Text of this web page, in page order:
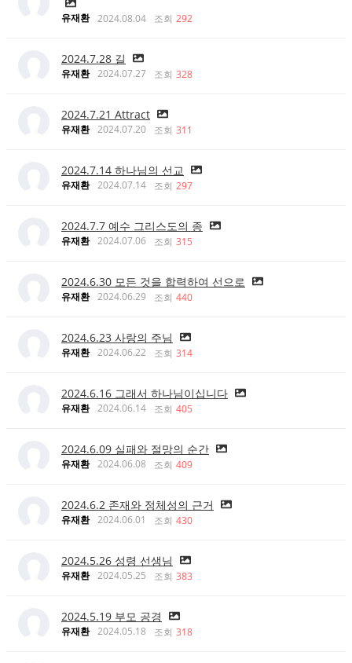
유재환 2024.08.04 조회 292
2024.7.28 길
유재환 2024.07.27 조회 328
2024.7.21 Attract
유재환 2024.07.20 조회 311
2024.7.14 하나님의 선교
유재환 2024.07.14 조회 297
2024.7.7 예수 그리스도의 종
유재환 2024.07.06 조회 315
2024.6.30 모든 것을 합력하여 선으로
유재환 2024.06.29 조회 440
2024.6.23 사랑의 주님
유재환 2024.06.22 조회 314
2024.6.16 그래서 하나님이십니다
유재환 2024.06.14 조회 405
2024.6.09 실패와 절망의 순간
유재환 2024.06.08 조회 409
2024.6.2 존재와 정체성의 근거
유재환 2024.06.01 조회 430
2024.5.26 성령 선생님
유재환 2024.05.25 조회 383
2024.5.19 부모 공경
유재환 2024.05.18 조회 318